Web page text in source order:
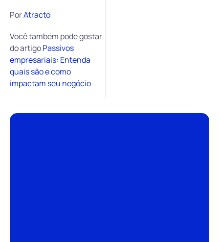
PorAtracto
Você também pode gostar
do artigoPassivos
empresariais: Entenda
quais são e como
impactam seu negócio